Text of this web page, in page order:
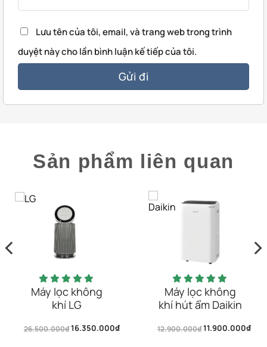
Lưu tên của tôi, email, và trang web trong trình
duyệt này cho lần bình luận kế tiếp của tôi.
Sản phẩm liên quan
Máy lọc không
khí LG
Alpha PET
26.500.000₫ 16.350.000₫
Máy lọc không
khí hút ẩm Daikin
12.900.000₫ 11.900.000₫